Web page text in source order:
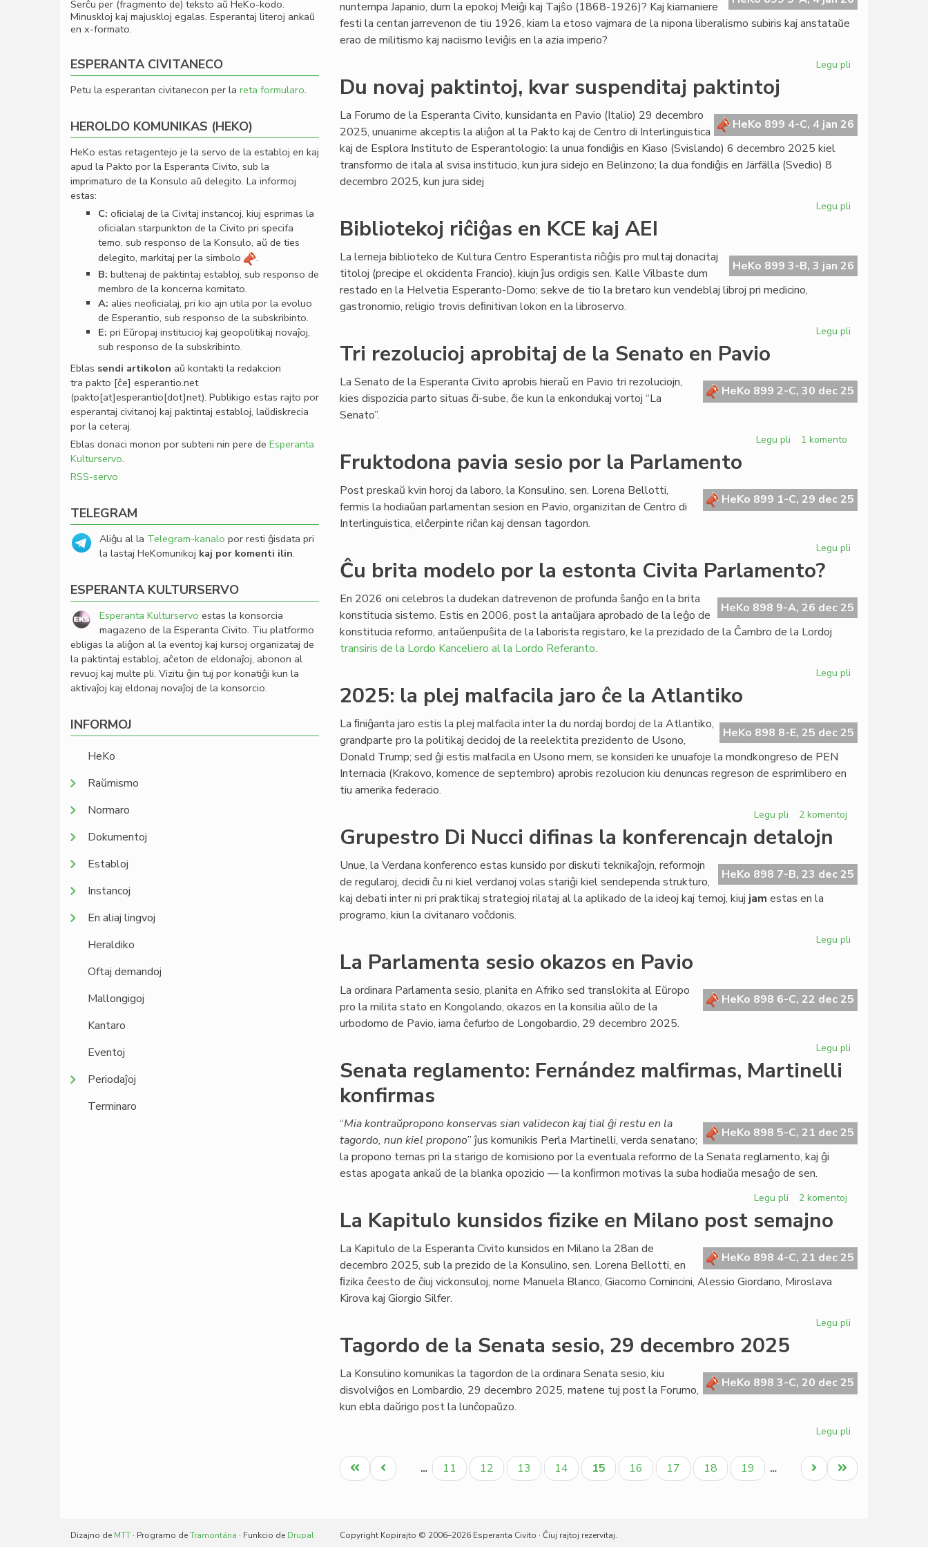
nuntempa Japanio, dum la epokoj Meiĝi kaj Tajŝo (1868-1926)? Kaj kiamaniere
festi la centan jarrevenon de tiu 1926, kiam la etoso vajmara de la nipona liberalismo subiris kaj anstataŭe
erao de militismo kaj naciismo leviĝis en la azia imperio?
Legu pli
fondota
Du novaj paktintoj, kvar suspenditaj paktintoj
HeKo 899 4-C, 4 jan 26
La Forumo de la Esperanta Civito, kunsidanta en Pavio (Italio) 29 decembro
2025, unuanime akceptis la aliĝon al la Pakto kaj de Centro di Interlinguistica
kaj de Esplora Instituto de Esperantologio: la unua fondiĝis en Kiaso (Svislando) 6 decembro 2025 kiel
transformo de itala al svisa institucio, kun jura sidejo en Belinzono; la dua fondiĝis en Järfälla (Svedio) 8
decembro 2025, kun jura sidej
Legu pli
kvar
suspenditaj
Bibliotekoj riĉiĝas en KCE kaj AEI
HeKo 899 3-B, 3 jan 26
La lerneja biblioteko de Kultura Centro Esperantista riĉiĝis pro multaj donacitaj
titoloj (precipe el okcidenta Francio), kiujn ĵus ordigis sen. Kalle Vilbaste dum
restado en la Helvetia Esperanto-Domo; sekve de tio la bretaro kun vendeblaj libroj pri medicino,
gastronomio, religio trovis deﬁnitivan lokon en la libroservo.
Legu pli
KCE
kaj
Tri rezolucioj aprobitaj de la Senato en Pavio
HeKo 899 2-C, 30 dec 25
La Senato de la Esperanta Civito aprobis hieraŭ en Pavio tri rezoluciojn,
kies dispozicia parto situas ĉi-sube, ĉie kun la enkondukaj vortoj “La
Senato”.
Legu pli
de
la
1 komento
Fruktodona pavia sesio por la Parlamento
HeKo 899 1-C, 29 dec 25
Post preskaŭ kvin horoj da laboro, la Konsulino, sen. Lorena Bellotti,
fermis la hodiaŭan parlamentan sesion en Pavio, organizitan de Centro di
Interlinguistica, elĉerpinte riĉan kaj densan tagordon.
Legu pli
por
la
Ĉu brita modelo por la estonta Civita Parlamento?
HeKo 898 9-A, 26 dec 25
En 2026 oni celebros la dudekan datrevenon de profunda ŝanĝo en la brita
konstitucia sistemo. Estis en 2006, post la antaŭjara aprobado de la leĝo de
konstitucia reformo, antaŭenpuŝita de la laborista registaro, ke la prezidado de la Ĉambro de la Lordoj
transiris de la Lordo Kanceliero al la Lordo Referanto.
Legu pli
por
la
2025: la plej malfacila jaro ĉe la Atlantiko
HeKo 898 8-E, 25 dec 25
La ﬁniĝanta jaro estis la plej malfacila inter la du nordaj bordoj de la Atlantiko,
grandparte pro la politikaj decidoj de la reelektita prezidento de Usono,
Donald Trump; sed ĝi estis malfacila en Usono mem, se konsideri ke unuafoje la mondkongreso de PEN
Internacia (Krakovo, komence de septembro) aprobis rezolucion kiu denuncas regreson de esprimlibero en
tiu amerika federacio.
Legu pli
2025:
la
malfacila
jaro
ĉe
2 komentoj
Grupestro Di Nucci difinas la konferencajn detalojn
HeKo 898 7-B, 23 dec 25
Unue, la Verdana konferenco estas kunsido por diskuti teknikaĵojn, reformojn
de regularoj, decidi ĉu ni kiel verdanoj volas stariĝi kiel sendependa strukturo,
kaj debati inter ni pri praktikaj strategioj rilataj al la aplikado de la ideoj kaj temoj, kiuj jam estas en la
programo, kiun la civitanaro voĉdonis.
Legu pli
difinas
la
La Parlamenta sesio okazos en Pavio
HeKo 898 6-C, 22 dec 25
La ordinara Parlamenta sesio, planita en Afriko sed translokita al Eŭropo
pro la milita stato en Kongolando, okazos en la konsilia aŭlo de la
urbodomo de Pavio, iama ĉefurbo de Longobardio, 29 decembro 2025.
Legu pli
en
Pavio
Senata reglamento: Fernández malfirmas, Martinelli
konfirmas
HeKo 898 5-C, 21 dec 25
“Mia kontraŭpropono konservas sian validecon kaj tial ĝi restu en la
tagordo, nun kiel propono” ĵus komunikis Perla Martinelli, verda senatano;
la propono temas pri la starigo de komisiono por la eventuala reformo de la Senata reglamento, kaj ĝi
estas apogata ankaŭ de la blanka opozicio — la konﬁrmon motivas la suba hodiaŭa mesaĝo de sen.
Legu pli
Senata
reglamento:
malfirmas,
Martinelli
konfirmas
2 komentoj
La Kapitulo kunsidos fizike en Milano post semajno
HeKo 898 4-C, 21 dec 25
La Kapitulo de la Esperanta Civito kunsidos en Milano la 28an de
decembro 2025, sub la prezido de la Konsulino, sen. Lorena Bellotti, en
ﬁzika ĉeesto de ĉiuj vickonsuloj, nome Manuela Blanco, Giacomo Comincini, Alessio Giordano, Miroslava
Kirova kaj Giorgio Silfer.
Legu pli
fizike
en
Tagordo de la Senata sesio, 29 decembro 2025
HeKo 898 3-C, 20 dec 25
La Konsulino komunikas la tagordon de la ordinara Senata sesio, kiu
disvolviĝos en Lombardio, 29 decembro 2025, matene tuj post la Forumo,
kun ebla daŭrigo post la lunĉopaŭzo.
Legu pli
de
la
Pagination
Unua
paĝo
Antaŭa
paĝo
… Paĝo
11 Paĝo
12 Paĝo
13 Paĝo
14
Aktuala
paĝo
15 Paĝo
16 Paĝo
17 Paĝo
18 Paĝo
19 …
Last
page
Next
page
Serĉu per (fragmento de) teksto aŭ HeKo-kodo.
Minuskloj kaj majuskloj egalas. Esperantaj literoj ankaŭ
en x-formato.
ESPERANTA CIVITANECO
Petu la esperantan civitanecon per la reta formularo.
HEROLDO KOMUNIKAS (HEKO)
HeKo estas retagentejo je la servo de la establoj en kaj
apud la Pakto por la Esperanta Civito, sub la
imprimaturo de la Konsulo aŭ delegito. La informoj
estas:
C: oﬁcialaj de la Civitaj instancoj, kiuj esprimas la
oﬁcialan starpunkton de la Civito pri specifa
temo, sub responso de la Konsulo, aŭ de ties
delegito, markitaj per la simbolo
.
B: bultenaj de paktintaj establoj, sub responso de
membro de la koncerna komitato.
A: alies neoﬁcialaj, pri kio ajn utila por la evoluo
de Esperantio, sub responso de la subskribinto.
E: pri Eŭropaj institucioj kaj geopolitikaj novaĵoj,
sub responso de la subskribinto.
Eblas sendi artikolon aŭ kontakti la redakcion
tra pakto [ĉe] esperantio.net
(pakto[at]esperantio[dot]net). Publikigo estas rajto por
esperantaj civitanoj kaj paktintaj establoj, laŭdiskrecia
por la ceteraj.
Eblas donaci monon por subteni nin pere de Esperanta
Kulturservo.
RSS-servo
TELEGRAM
Aliĝu al la Telegram-kanalo por resti ĝisdata pri
la lastaj HeKomunikoj kaj por komenti ilin.
ESPERANTA KULTURSERVO
Esperanta Kulturservo estas la konsorcia
magazeno de la Esperanta Civito. Tiu platformo
ebligas la aliĝon al la eventoj kaj kursoj organizataj de
la paktintaj establoj, aĉeton de eldonaĵoj, abonon al
revuoj kaj multe pli. Vizitu ĝin tuj por konatiĝi kun la
aktivaĵoj kaj eldonaj novaĵoj de la konsorcio.
INFORMOJ
HeKo
Raŭmismo
Normaro
Dokumentoj
Establoj
Instancoj
En aliaj lingvoj
Heraldiko
Oftaj demandoj
Mallongigoj
Kantaro
Eventoj
Periodaĵoj
Terminaro
Dizajno de MTT · Programo deTramontána · Funkcio de Drupal Copyright Kopirajto © 2006–2026 Esperanta Civito · Ĉiuj rajtoj rezervitaj.